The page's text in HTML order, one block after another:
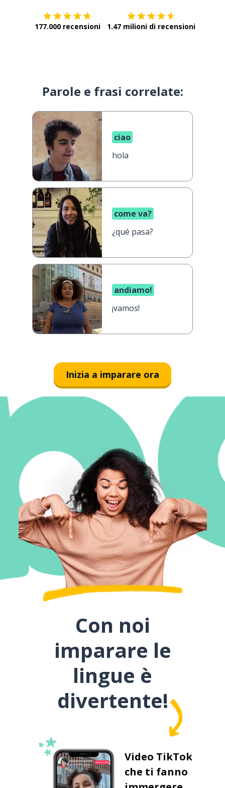
177.000 recensioni 1.47 milioni di recensioni
Parole e frasi correlate:
ciao
hola
come va?
¿qué pasa?
andiamo!
¡vamos!
Inizia a imparare ora
Con noi
imparare le
lingue è
divertente!
Video TikTok
che ti fanno